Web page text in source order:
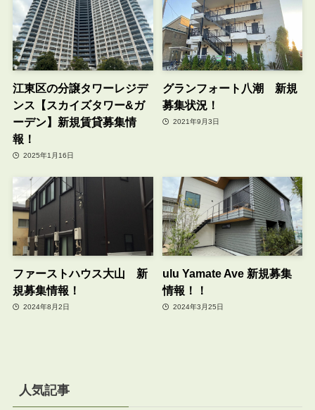
江東区の分譲タワーレジデ
ンス【スカイズタワー&ガ
ーデン】新規賃貸募集情
報！
2025年1月16日
グランフォート八潮 新規
募集状況！
2021年9月3日
ファーストハウス大山 新
規募集情報！
2024年8月2日
ulu Yamate Ave 新規募集
情報！！
2024年3月25日
人気記事